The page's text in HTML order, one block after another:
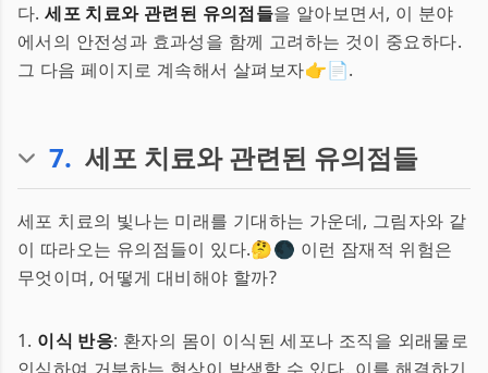
다.세포 치료와 관련된 유의점들을 알아보면서, 이 분야
에서의 안전성과 효과성을 함께 고려하는 것이 중요하다.
그 다음 페이지로 계속해서 살펴보자👉📄.
7. 세포 치료와 관련된 유의점들
세포 치료의 빛나는 미래를 기대하는 가운데, 그림자와 같
이 따라오는 유의점들이 있다.🤔🌑 이런 잠재적 위험은
무엇이며, 어떻게 대비해야 할까?
1. 이식 반응: 환자의 몸이 이식된 세포나 조직을 외래물로